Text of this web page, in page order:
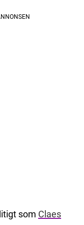
som Claes